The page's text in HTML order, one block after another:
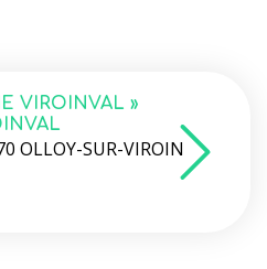
VIROINVAL »
OLLOY-SUR-VIROIN